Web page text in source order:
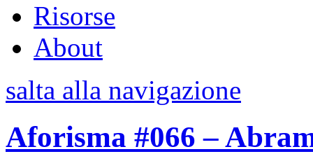
Risorse
About
salta alla navigazione
Aforisma #066 –